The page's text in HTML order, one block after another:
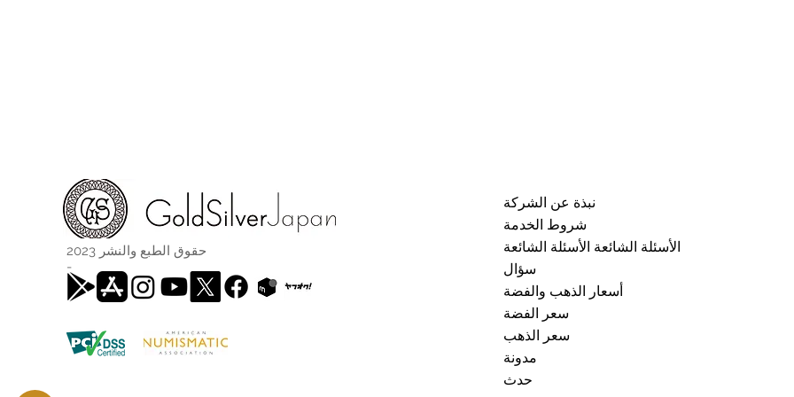
حقوق الطبع والنشر 2023
-
نبذة عن الشركة
شروط الخدمة
الأسئلة الشائعة الأسئلة الشائعة
سؤال
أسعار الذهب والفضة
سعر الفضة
سعر الذهب
مدونة
حدث